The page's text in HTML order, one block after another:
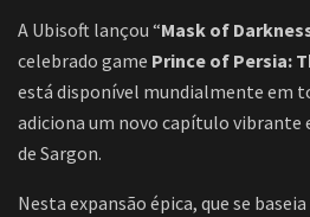
A Ubisoft lançou “Mask of
celebrado game Prince of Persia:
está disponível mundialmente em
adiciona um novo capítulo vibrante
de Sargon.
Nesta expansão épica, que se